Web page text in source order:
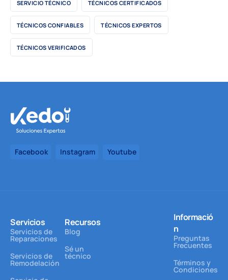
SERVICIO TÉCNICO TÉCNICOS CERTIFICADOS
TÉCNICOS CONFIABLES TÉCNICOS EXPERTOS
TÉCNICOS VERIFICADOS
Facebook Instagram Youtube
Servicios
Servicios de
Reparaciones
Servicios de
Remodelación
Recursos
Blog
Sé un
técnico
Informació
n
Preguntas
Frecuentes
Términos y
Condiciones